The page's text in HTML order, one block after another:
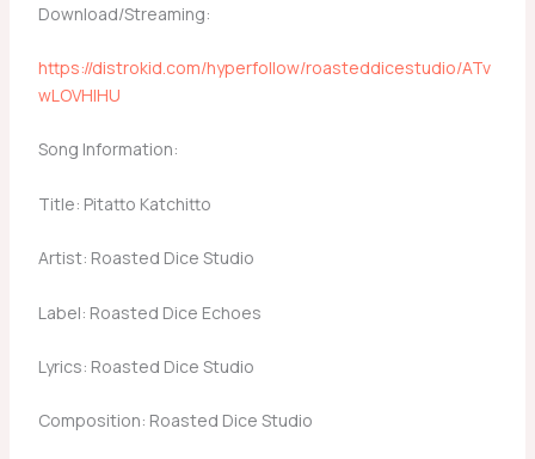
Download/Streaming:
https://distrokid.com/hyperfollow/roasteddicestudio/ATv
wLOVHlHU
Song Information:
Title: Pitatto Katchitto
Artist: Roasted Dice Studio
Label: Roasted Dice Echoes
Lyrics: Roasted Dice Studio
Composition: Roasted Dice Studio